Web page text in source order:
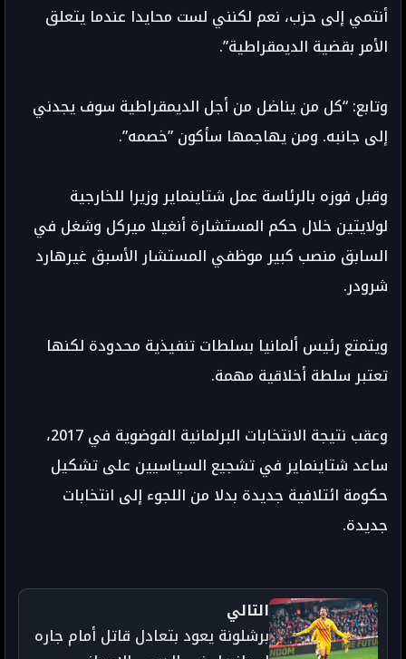
أنتمي إلى حزب، نعم لكنني لست محايدا عندما يتعلق
الأمر بقضية الديمقراطية”.
وتابع: “كل من يناضل من أجل الديمقراطية سوف يجدني
إلى جانبه. ومن يهاجمها سأكون ”خصمه”.
وقبل فوزه بالرئاسة عمل شتاينماير وزيرا للخارجية
لولايتين خلال حكم المستشارة أنغيلا ميركل وشغل في
السابق منصب كبير موظفي المستشار الأسبق غيرهارد
شرودر.
ويتمتع رئيس ألمانيا بسلطات تنفيذية محدودة لكنها
تعتبر سلطة أخلاقية مهمة.
وعقب نتيجة الانتخابات البرلمانية الفوضوية في 2017،
ساعد شتاينماير في تشجيع السياسيين على تشكيل
حكومة ائتلافية جديدة بدلا من اللجوء إلى انتخابات
جديدة.
التالي
برشلونة يعود بتعادل قاتل أمام جاره